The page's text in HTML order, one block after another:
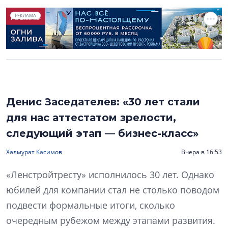
РЕКЛАМА
Денис Заседателев: «30 лет стали
для нас аттестатом зрелости,
следующий этап — бизнес-класс»
Халмурат Касимов Вчера в 16:53
«Ленстройтресту» исполнилось 30 лет. Однако
юбилей для компании стал не столько поводом
подвести формальные итоги, сколько
очередным рубежом между этапами развития.